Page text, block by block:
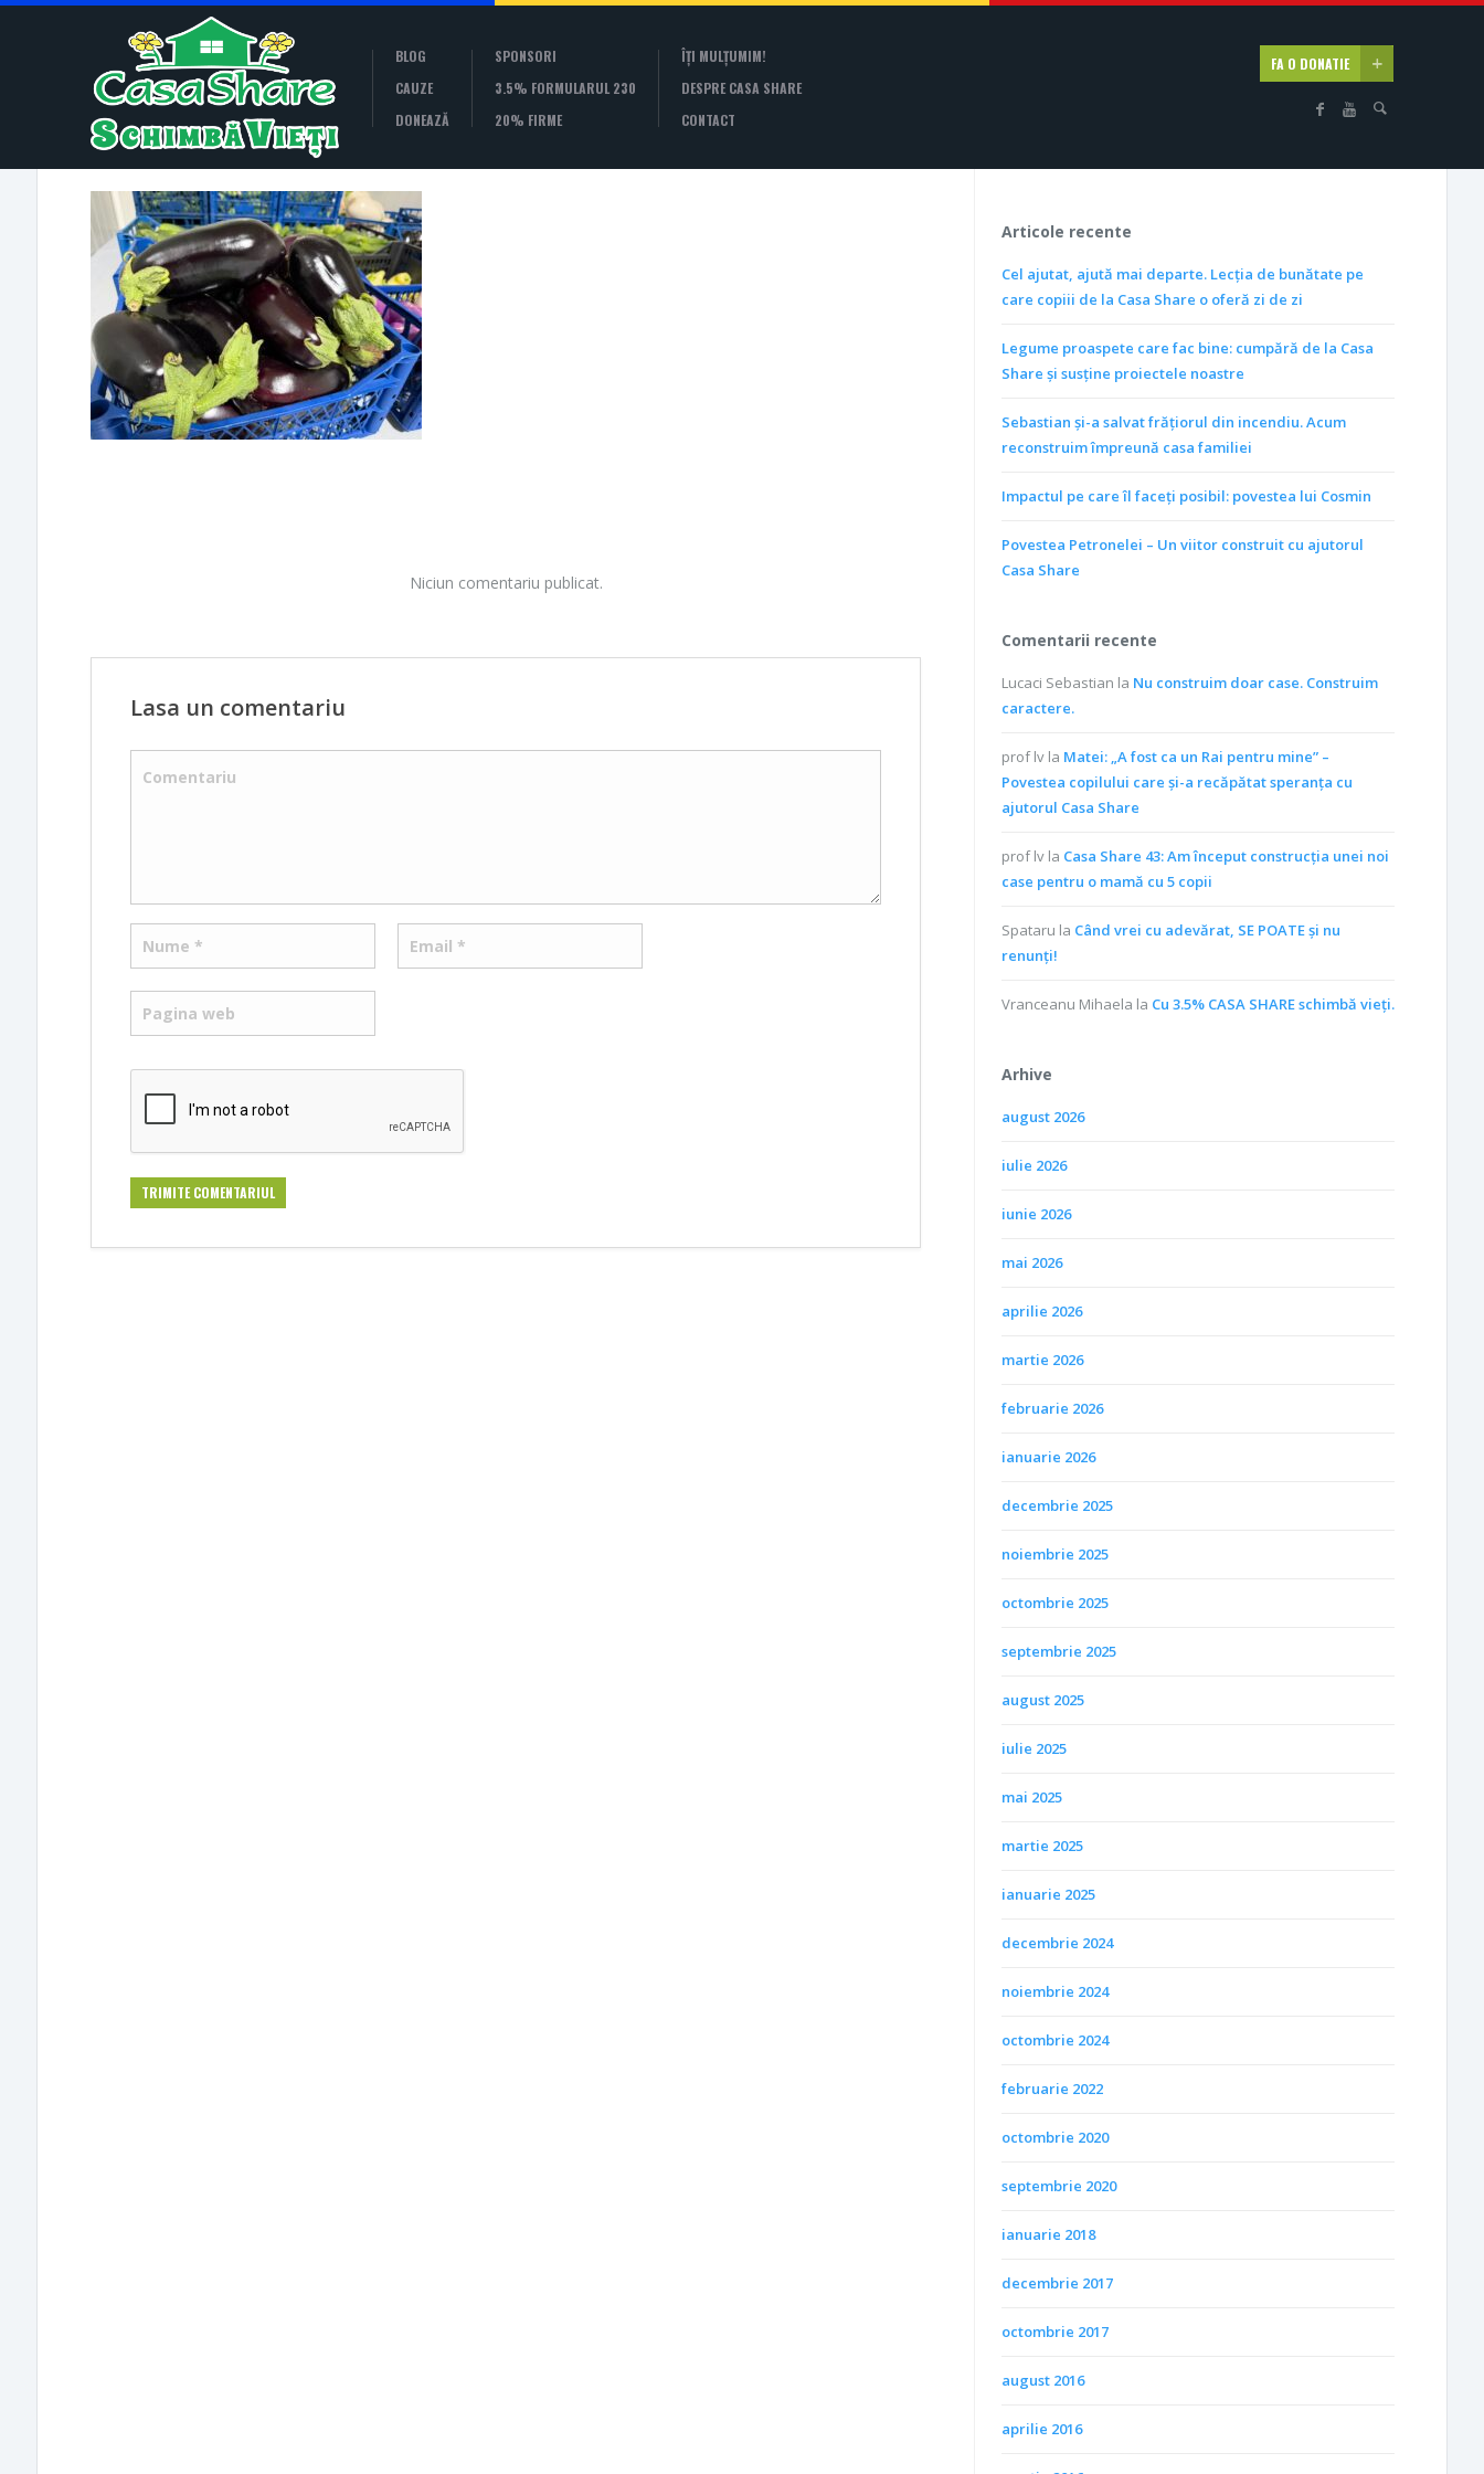
BLOG
CAUZE
DONEAZĂ
SPONSORI
3.5% FORMULARUL 230
20% FIRME
ÎȚI MULȚUMIM!
DESPRE CASA SHARE
CONTACT
FA O DONATIE
Niciun comentariu publicat.
Lasa un comentariu
Articole recente
Cel ajutat, ajută mai departe. Lecția de bunătate pe
care copiii de la Casa Share o oferă zi de zi
Legume proaspete care fac bine: cumpără de la Casa
Share și susține proiectele noastre
Sebastian și-a salvat frățiorul din incendiu. Acum
reconstruim împreună casa familiei
Impactul pe care îl faceți posibil: povestea lui Cosmin
Povestea Petronelei – Un viitor construit cu ajutorul
Casa Share
Comentarii recente
Lucaci Sebastian la Nu construim doar case. Construim
caractere.
prof lv la Matei: „A fost ca un Rai pentru mine” –
Povestea copilului care și-a recăpătat speranța cu
ajutorul Casa Share
prof lv la Casa Share 43: Am început construcția unei noi
case pentru o mamă cu 5 copii
Spataru la Când vrei cu adevărat, SE POATE și nu
renunți!
Vranceanu Mihaela la Cu 3.5% CASA SHARE schimbă vieţi.
Arhive
august 2026
iulie 2026
iunie 2026
mai 2026
aprilie 2026
martie 2026
februarie 2026
ianuarie 2026
decembrie 2025
noiembrie 2025
octombrie 2025
septembrie 2025
august 2025
iulie 2025
mai 2025
martie 2025
ianuarie 2025
decembrie 2024
noiembrie 2024
octombrie 2024
februarie 2022
octombrie 2020
septembrie 2020
ianuarie 2018
decembrie 2017
octombrie 2017
august 2016
aprilie 2016